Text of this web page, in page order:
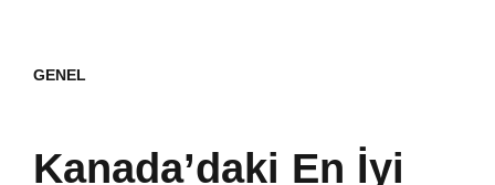
GENEL
Kanada’daki En İyi